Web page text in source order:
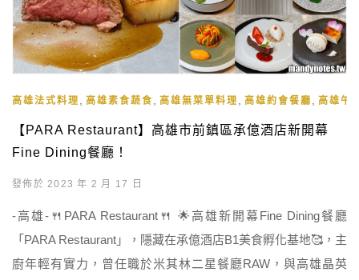
高雄法式料理 高雄素食蔬食 高雄無菜單料理 高雄約會餐廳 高雄午
【PARA Restaurant】高雄市前鎮區承億酒店新開幕
Fine Dining餐廳！
發佈於 2023 年 2 月 17 日
-高雄-🍴PARA Restaurant🍴 🌟高雄新開幕Fine Dining餐廳
「PARA Restaurant」，隱藏在承億酒店B1美食孵化基地🥰，主
廚年輕有實力，曾任職於米其林二星餐廳RAW，與高雄晶英